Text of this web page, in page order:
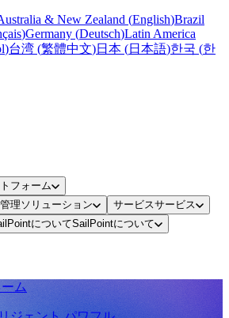
& New Zealand (English)Brazil
)Germany (Deutsch)Latin America
)台湾 (繁體中文)日本 (日本語)한국 (한
フォーム
管理ソリューション サービスサービス
についてSailPointについて
ム